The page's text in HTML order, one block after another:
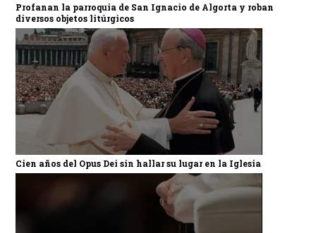
Profanan la parroquia de San Ignacio de Algorta y roban
diversos objetos litúrgicos
Cien años del Opus Dei sin hallar su lugar en la Iglesia